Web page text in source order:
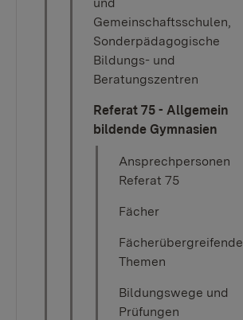
Gemeinschaftsschulen,
Sonderpädagogische
Bildungs- und
Beratungszentren
Referat 75 - Allgemein
bildende Gymnasien
Ansprechpersonen
Referat 75
Fächer
Fächerübergreifende
Themen
Bildungswege und
Prüfungen